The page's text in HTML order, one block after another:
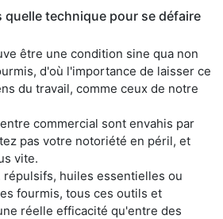
quelle technique pour se défaire
être une condition sine qua non
d'où l'importance de laisser ce
du travail, comme ceux de notre
commercial sont envahis par
pas votre notoriété en péril, et
vite.
huiles essentielles ou
fourmis, tous ces outils et
réelle efficacité qu'entre des